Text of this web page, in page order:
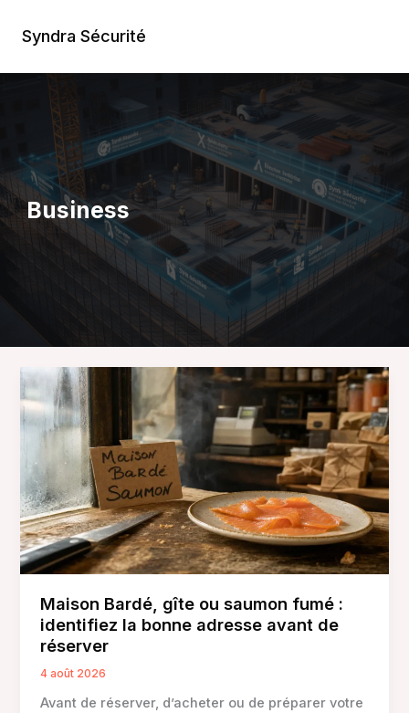
contenu
Syndra Sécurité
Business
Maison Bardé, gîte ou saumon fumé :
identifiez la bonne adresse avant de
réserver
4 août 2026
Avant de réserver, d’acheter ou de préparer votre